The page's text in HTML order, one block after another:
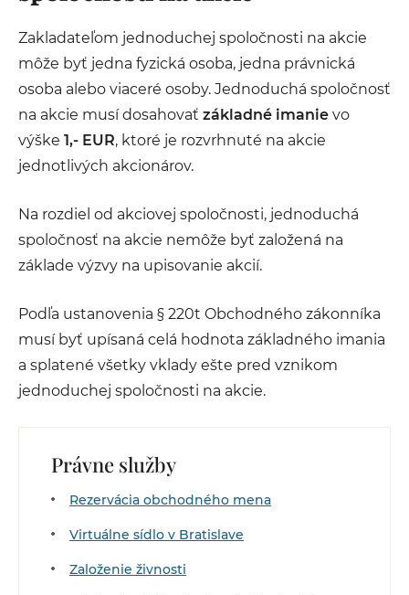
Zakladateľom jednoduchej spoločnosti na akcie
môže byť jedna fyzická osoba, jedna právnická
osoba alebo viaceré osoby. Jednoduchá spoločnosť
na akcie musí dosahovať základné imanie vo
výške 1,- EUR, ktoré je rozvrhnuté na akcie
jednotlivých akcionárov.
Na rozdiel od akciovej spoločnosti, jednoduchá
spoločnosť na akcie nemôže byť založená na
základe výzvy na upisovanie akcií.
Podľa ustanovenia § 220t Obchodného zákonníka
musí byť upísaná celá hodnota základného imania
a splatené všetky vklady ešte pred vznikom
jednoduchej spoločnosti na akcie.
Právne služby
Rezervácia obchodného mena
Virtuálne sídlo v Bratislave
Založenie živnosti